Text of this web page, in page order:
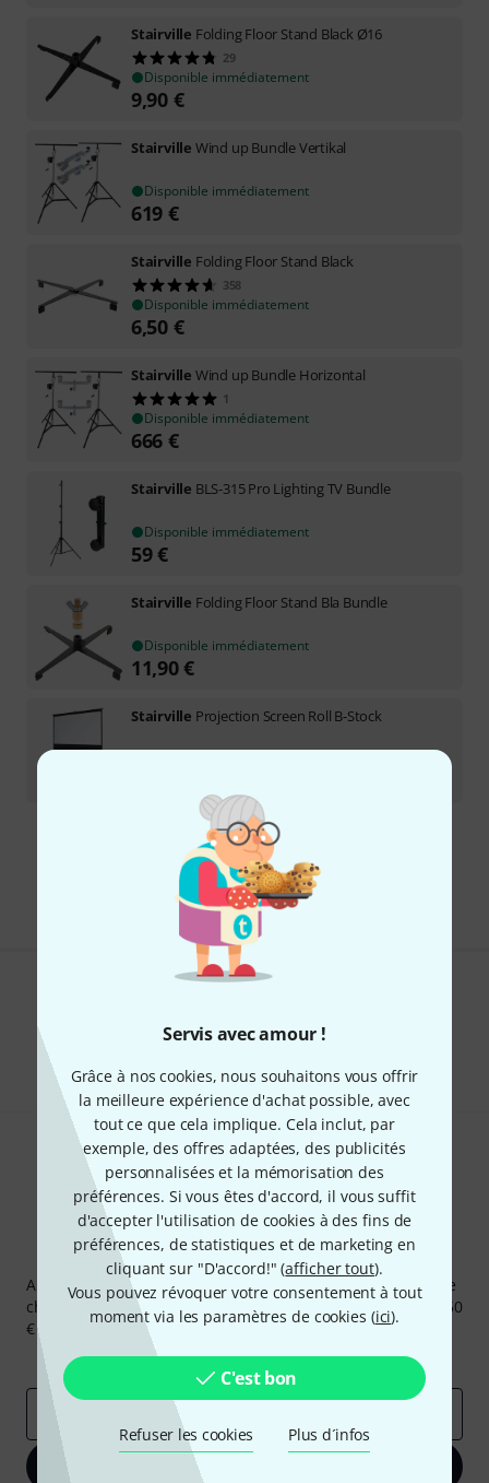
Servis avec amour !
Grâce à nos cookies, nous souhaitons vous offrir
la meilleure expérience d'achat possible, avec
tout ce que cela implique. Cela inclut, par
exemple, des offres adaptées, des publicités
personnalisées et la mémorisation des
préférences. Si vous êtes d'accord, il vous suffit
d'accepter l'utilisation de cookies à des fins de
préférences, de statistiques et de marketing en
cliquant sur "D'accord!" (afficher tout).
Vous pouvez révoquer votre consentement à tout
moment via les paramètres de cookies (ici).
C'est bon
Refuser les cookies Plus d´infos
Stairville Folding Floor Stand Black Ø16
29
Disponible immédiatement
9,90 €
Stairville Wind up Bundle Vertikal
Disponible immédiatement
619 €
Stairville Folding Floor Stand Black
358
Disponible immédiatement
6,50 €
Stairville Wind up Bundle Horizontal
1
Disponible immédiatement
666 €
Stairville BLS-315 Pro Lighting TV Bundle
Disponible immédiatement
59€
Stairville Folding Floor Stand Bla Bundle
Disponible immédiatement
11,90€
Stairville Projection Screen Roll B-Stock
Envoi gratuit à partir de 69 €
Les prix sont indiqués avec TVA comprise
Partager
Newsletters Thomann
Abonnez-vous à la newsletter Thomann et, avec un peu de
chance, gagnez l'un des 50 bons d'achat d'une valeur de 50
€ chacun!
Articles inspirants
Deals Aperçus Thomann
S'inscrire maintenant